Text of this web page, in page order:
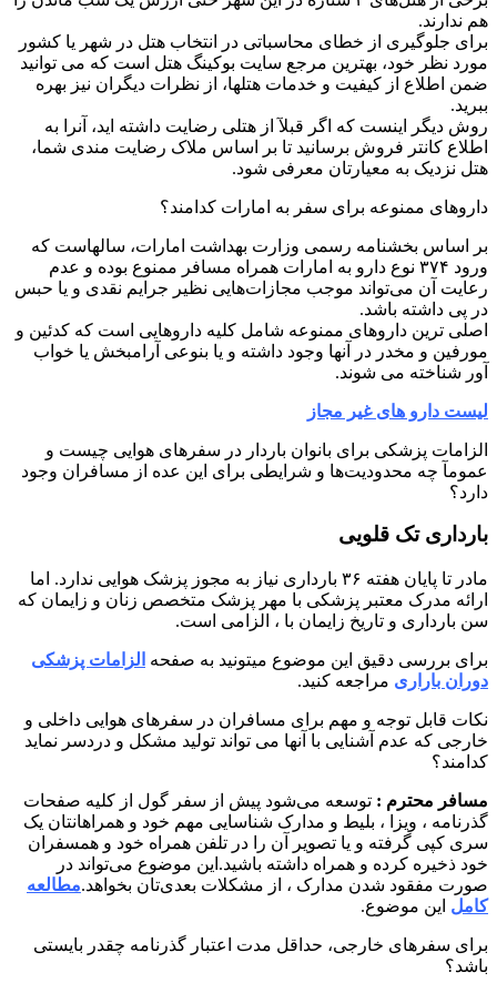
هم ندارند.
برای جلوگیری از خطای محاسباتی در انتخاب هتل در شهر یا کشور
مورد نظر خود، بهترین مرجع سایت بوکینگ هتل است که می توانید
ضمن اطلاع از کیفیت و خدمات هتلها، از نظرات‌ دیگران نیز بهره
ببرید.
روش دیگر اینست که اگر قبلآ از هتلی رضایت داشته اید، آنرا به
اطلاع کانتر فروش برسانید تا بر اساس ملاک رضایت مندی شما،
هتل نزدیک به معیارتان معرفی شود.
داروهای ممنوعه برای سفر به امارات کدامند؟
بر اساس بخشنامه رسمی وزارت بهداشت امارات، سالهاست که
ورود ۳۷۴ نوع دارو به امارات همراه مسافر ممنوع بوده و عدم
رعایت آن می‌تواند موجب مجازات‌هایی نظیر جرایم نقدی و یا حبس
در پی داشته باشد.
اصلی ترین داروهای ممنوعه شامل کلیه داروهایی است که کدئین و
مورفین و مخدر در آنها وجود داشته و یا بنوعی آرامبخش یا خواب
آور شناخته می شوند.
لیست دارو های غیر مجاز
الزامات پزشکی برای بانوان باردار در سفرهای هوایی چیست و
عمومآ چه محدودیت‌ها و شرایطی برای این عده از مسافران وجود
دارد؟
بارداری تک قلویی
مادر تا پایان هفته ۳۶ بارداری نیاز به مجوز پزشک هوایی ندارد. اما
ارائه مدرک معتبر پزشکی با مهر پزشک متخصص زنان و زایمان که
سن بارداری و تاریخ زایمان با ، الزامی است.
برای بررسی دقیق این موضوع میتونید به صفحه الزامات پزشکی
دوران باراری مراجعه کنید.
نکات قابل توجه و مهم برای مسافران در سفرهای هوایی داخلی و
خارجی که عدم آشنایی با آنها می تواند تولید مشکل و دردسر نماید
کدامند؟
مسافر محترم : توسعه می‌شود پیش از سفر گول از کلیه صفحات
گذرنامه ، ویزا ، بلیط و مدارک شناسایی مهم خود و همراهانتان یک
سری کپی گرفته و یا تصویر آن را در تلفن همراه خود و همسفران
خود ذخیره کرده و همراه داشته باشید.این موضوع می‌تواند در
صورت مفقود شدن مدارک ، از مشکلات بعدی‌تان بخواهد.مطالعه
کامل این موضوع.
برای سفرهای خارجی، حداقل مدت اعتبار گذرنامه چقدر بایستی
باشد؟